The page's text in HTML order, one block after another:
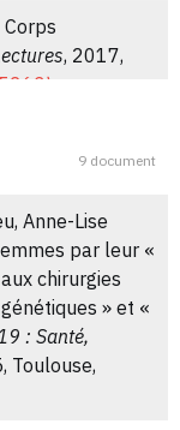
, 2017,
Se blesser
.⟨hal-
9 document
Anne-Lise
par leur «
chirurgies
» et «
: Santé,
Toulouse,